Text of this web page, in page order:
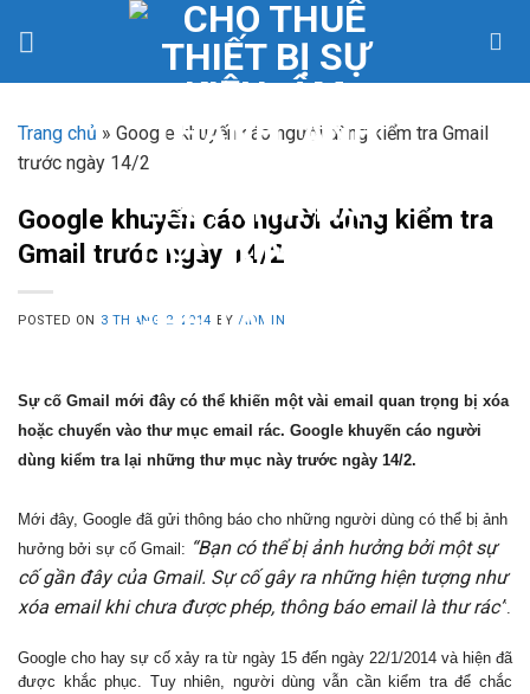
Trang chủ » Google khuyến cáo người dùng kiểm tra Gmail
trước ngày 14/2
Google khuyến cáo người dùng kiểm tra
Gmail trước ngày 14/2
POSTED ON 3 THÁNG 2, 2014 BYADMIN
Sự cố Gmail mới đây có thể khiến một vài email quan trọng bị xóa
hoặc chuyển vào thư mục email rác. Google khuyến cáo người
dùng kiểm tra lại những thư mục này trước ngày 14/2.
Mới đây, Google đã gửi thông báo cho những người dùng có thể bị ảnh
hưởng bởi sự cố Gmail: “Bạn có thể bị ảnh hưởng bởi một sự
cố gần đây của Gmail. Sự cố gây ra những hiện tượng như
xóa email khi chưa được phép, thông báo email là thư rác”
Google cho hay sự cố xảy ra từ ngày 15 đến ngày 22/1/2014 và hiện đã
được khắc phục. Tuy nhiên, người dùng vẫn cần kiểm tra để chắc